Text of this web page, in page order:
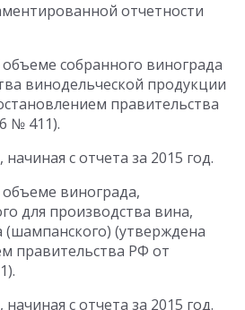
отчетности
собранного винограда
винодельческой продукции
правительства
№ 411).
с отчета за 2015 год.
винограда,
для производства вина,
(шампанского) (утверждена
правительства РФ от
с отчета за 2015 год.